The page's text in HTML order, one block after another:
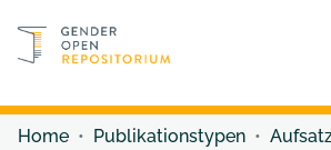
Discover content
Home Publikationstypen